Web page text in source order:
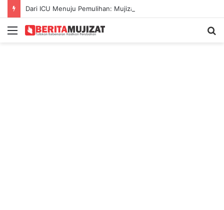
Menu